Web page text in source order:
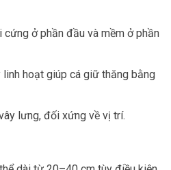
ở phần đầu và mềm ở phần
hoạt giúp cá giữ thăng bằng
lưng, đối xứng về vị trí.